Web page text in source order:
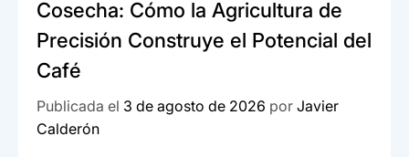
Cosecha: Cómo la Agricultura de
Precisión Construye el Potencial del
Café
Publicada el 3 de agosto de 2026 por Javier
Calderón